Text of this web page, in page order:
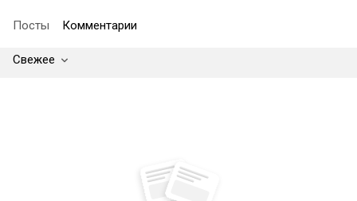
Посты Комментарии
Свежее